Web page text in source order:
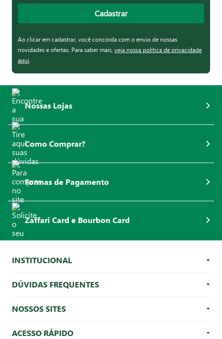
Cadastrar
Ao clicar em cadastrar, você concorda com o envio de nossas
novidades e ofertas. Para saber mais, veja nossa política de privacidade
aqui.
Nossas Lojas
Como Comprar?
Formas de Pagamento
Zaffari Card e Bourbon Card
INSTITUCIONAL
DÚVIDAS FREQUENTES
NOSSOS SITES
ACESSO RÁPIDO